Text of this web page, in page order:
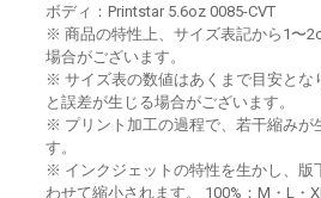
ボディ：Printstar 5.6oz 0085-CVT
※ 商品の特性上、サイズ表記から1〜
場合がございます。
※ サイズ表の数値はあくまで目安とな
と誤差が生じる場合がございます。
※ プリント加工の過程で、若干縮みが
す。
※ インクジェットの特性を生かし、版
わせて縮小されます。 100%：M・L・